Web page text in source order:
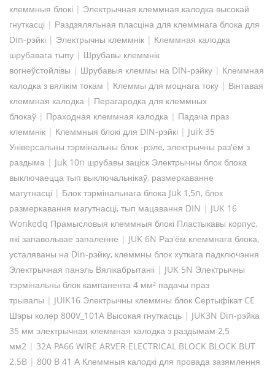
клеммныя блокі | Электрычная клеммная калодка высокай
гнуткасці | Раздзяляльная пласціна для клеммнага блока для
Din-рэйкі | Электрычны клеммнік | Клеммная калодка
шрубавага тыпу | Шрубавы клеммнік
вогнеўстойлівы | Шрубавыя клеммы на DIN-рэйку | Клеммная
калодка з вялікім токам | Клеммы для моцнага току | Вінтавая
клеммная калодка | Перагародка для клеммных
блокаў | Праходная клеммная калодка | Падача праз
клеммнік | Клеммныя блокі для DIN-рэйкі | Juik 35
Універсальны тэрмінальны блок -рэле, электрычны раз'ём з
раздыма | Juk 10n шрубавы заціск Электрычны блок блока
выключаецца тып выключальнікаў, размеркаванне
магутнасці | Блок тэрмінальнага блока Juk 1,5n, блок
размеркавання магутнасці, тып мацавання DIN | JUK 16
Wonkedq Прамысловыя клеммныя блокі Пластыкавы корпус,
які запавольвае запаленне | JUK 6N Раз'ём клеммнага блока,
усталяваны на Din-рэйку, клеммны блок хуткага падключэння
Электрычная панэль Вялікабрытаніі | JUK 5N Электрычны
тэрмінальны блок кампанента 4 мм² падачы праз
трывалы | JUIK16 Электрычны клеммны блок Сертыфікат CE
Шэры колер 800V_101A Высокая гнуткасць | JUK3N Din-рэйка
35 мм электрычная клеммная калодка з раздымам 2,5
мм2 | 32A PA66 WIRE ARVER ELECTRICAL BLOCK BLOCK BUT
2.5B | 800 В 41 А Клеммныя калодкі для провада зазямлення